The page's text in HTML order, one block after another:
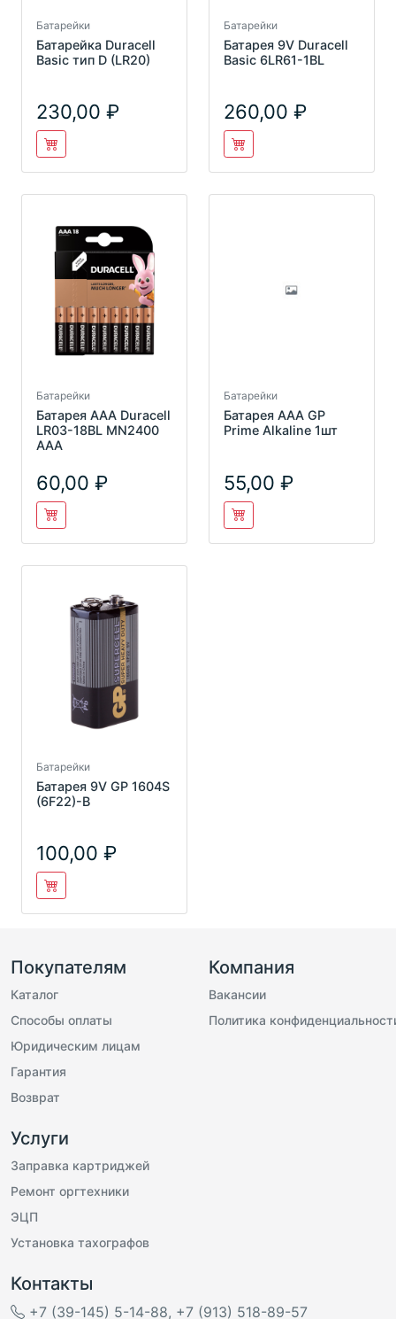
Батарейки
Батарейка Duracell
Basic тип D (LR20)
230,00
Батарейки
Батарея 9V Duracell
Basic 6LR61-1BL
260,00
Батарейки
Батарея AAA Duracell
LR03-18BL MN2400
AAA
60,00
Батарейки
Батарея AAA GP
Prime Alkaline 1шт
55,00
Батарейки
Батарея 9V GP 1604S
(6F22)-B
100,00
Покупателям
Каталог
Способы оплаты
Юридическим лицам
Гарантия
Возврат
Компания
Вакансии
Политика
Услуги
Заправка картриджей
Ремонт оргтехники
ЭЦП
Установка тахографов
Контакты
+7 (39-145) 5-14-88, +7 (913) 518-89-57